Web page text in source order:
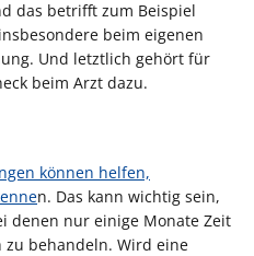
das betrifft zum Beispiel
beim eigenen
Und letztlich gehört für
beim Arzt dazu.
können helfen,
n. Das kann wichtig sein,
denen nur einige Monate Zeit
behandeln. Wird eine